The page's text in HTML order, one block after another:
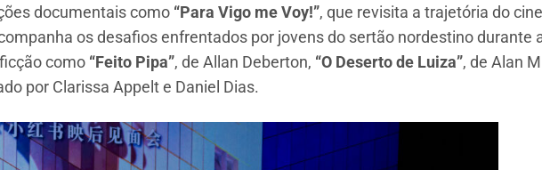
documentais como “Para Vigo me Voy!”, que revisita a trajetória do
os desafios enfrentados por jovens do sertão nordestino durante
como “Feito Pipa”, de Allan Deberton, “O Deserto de Luiza”, de Alan
por Clarissa Appelt e Daniel Dias.